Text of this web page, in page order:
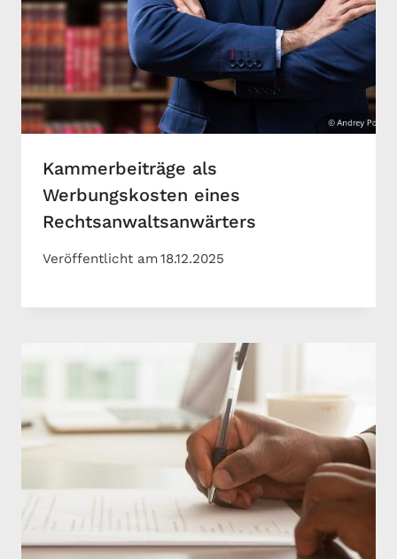
Kammerbeiträge als
Werbungskosten eines
Rechtsanwaltsanwärters
Veröffentlicht am18.12.2025